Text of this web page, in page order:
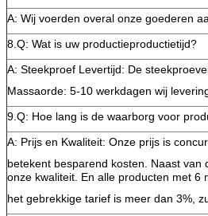
A: Wij voerden overal onze goederen
8.Q: Wat is uw productieproductietijd?
A: Steekproef Levertijd: De
Massaorde: 5-10 werkdagen wij
9.Q: Hoe lang is de waarborg voor
A: Prijs en Kwaliteit: Onze prijs is
betekent besparend kosten. Naast van
onze kwaliteit. En alle producten met 6
het gebrekkige tarief is meer dan 3%,